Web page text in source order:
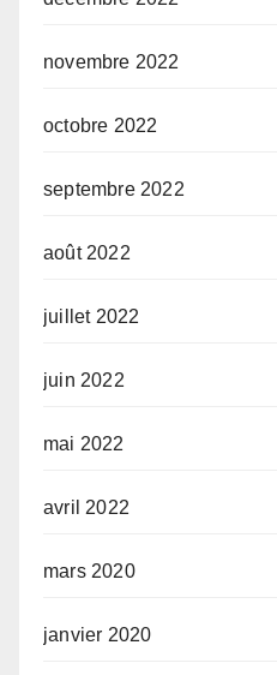
novembre 2022
octobre 2022
septembre 2022
août 2022
juillet 2022
juin 2022
mai 2022
avril 2022
mars 2020
janvier 2020